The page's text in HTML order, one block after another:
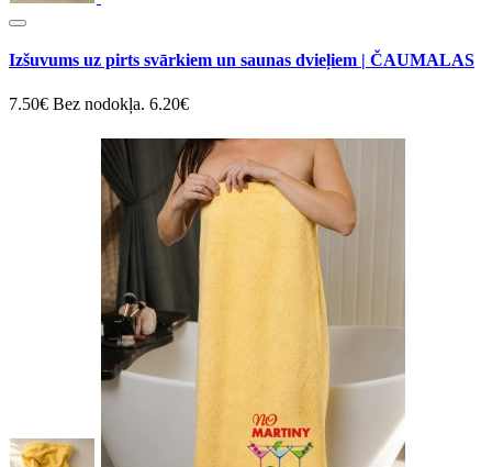
Izšuvums uz pirts svārkiem un saunas dvieļiem | ČAUMALAS
7.50€ Bez nodokļa. 6.20€